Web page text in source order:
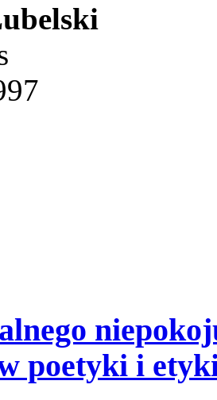
poetyki i